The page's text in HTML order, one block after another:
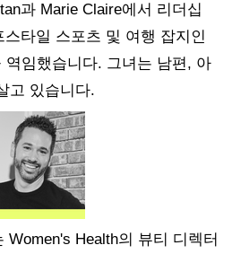
과 Marie Claire에서 리더십
타일 스포츠 및 여행 잡지인
역임했습니다. 그녀는 남편, 아
고 있습니다.
Women's Health의 뷰티 디렉터